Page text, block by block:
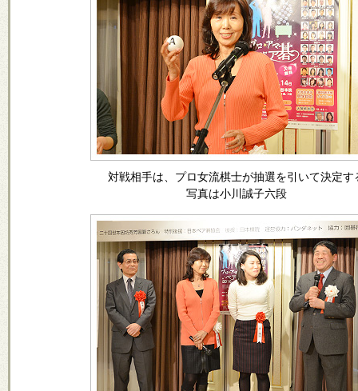
対戦相手は、プロ女流棋士が抽選を引いて決定す
写真は小川誠子六段